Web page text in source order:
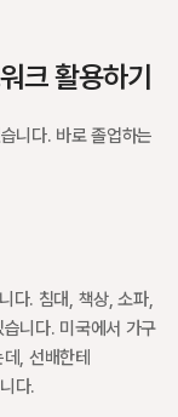
크 활용하기
니다. 바로 졸업하는
다. 침대, 책상, 소파,
니다. 미국에서 가구
, 선배한테
다.